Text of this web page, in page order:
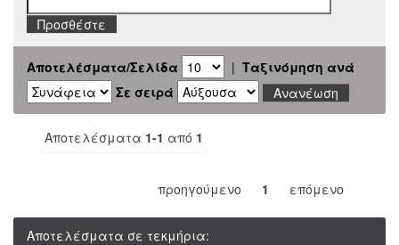
Αποτελέσματα/Σελίδα | Ταξινόμηση ανά
Σε σειρά
Αποτελέσματα 1-1 από 1
προηγούμενο 1 επόμενο
Αποτελέσματα σε τεκμήρια: